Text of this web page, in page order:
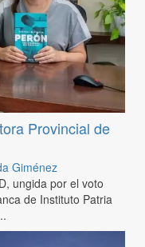
Provincial de
Giménez
ungida por el voto
de Instituto Patria